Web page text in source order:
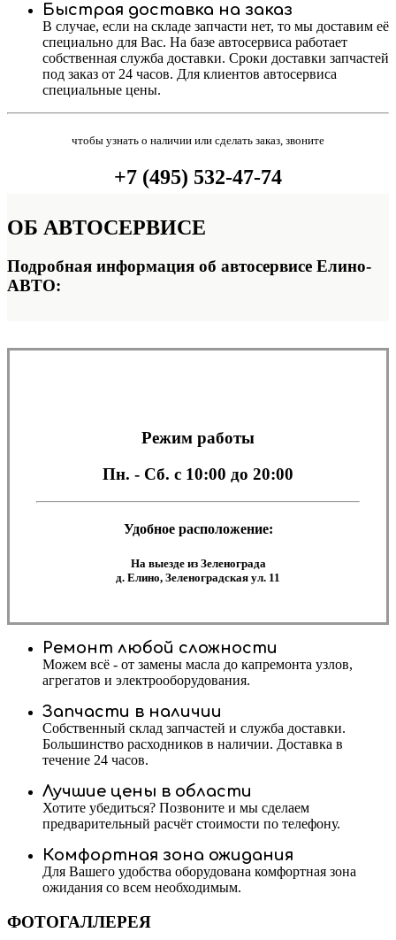
Быстрая доставка на заказ
В случае, если на складе запчасти нет, то мы доставим её
специально для Вас. На базе автосервиса работает
собственная служба доставки. Сроки доставки запчастей
под заказ от 24 часов. Для клиентов автосервиса
специальные цены.
чтобы узнать о наличии или сделать заказ, звоните
+7 (495) 532-47-74
ОБ АВТОСЕРВИСЕ
Подробная информация об автосервисе Елино-
АВТО:
Режим работы
Пн. - Сб. с 10:00 до 20:00
Удобное расположение:
На выезде из Зеленограда
д. Елино, Зеленоградская ул. 11
Ремонт любой сложности
Можем всё - от замены масла до капремонта узлов,
агрегатов и электрооборудования.
Запчасти в наличии
Собственный склад запчастей и служба доставки.
Большинство расходников в наличии. Доставка в
течение 24 часов.
Лучшие цены в области
Хотите убедиться? Позвоните и мы сделаем
предварительный расчёт стоимости по телефону.
Комфортная зона ожидания
Для Вашего удобства оборудована комфортная зона
ожидания со всем необходимым.
ФОТОГАЛЛЕРЕЯ